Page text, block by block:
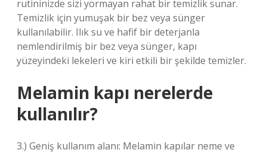
rutininizde sizi yormayan rahat bir temizlik sunar.
Temizlik için yumuşak bir bez veya sünger
kullanılabilir. Ilık su ve hafif bir deterjanla
nemlendirilmiş bir bez veya sünger, kapı
yüzeyindeki lekeleri ve kiri etkili bir şekilde temizler.
Melamin kapı nerelerde
kullanılır?
3.) Geniş kullanım alanı: Melamin kapılar neme ve